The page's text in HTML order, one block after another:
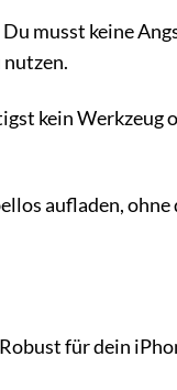
musst keine
nutzen.
kein Werkzeug
aufladen, ohne
für dein